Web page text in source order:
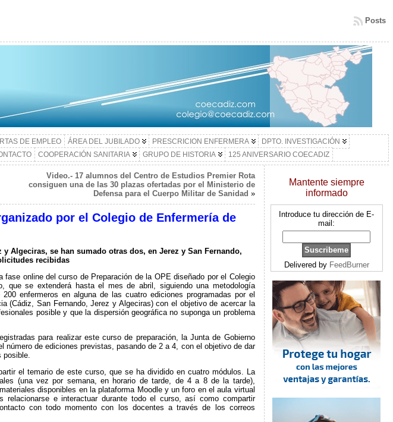
Posts
DE EMPLEO ÁREA DEL JUBILADO PRESCRICION ENFERMERA
DPTO. INVESTIGACIÓN
COOPERACIÓN SANITARIA GRUPO DE HISTORIA 125 ANIVERSARIO COECADIZ
Video.- 17 alumnos del Centro de Estudios Premier Rota
consiguen una de las 30 plazas ofertadas por el Ministerio de
Defensa para el Cuerpo Militar de Sanidad »
por el Colegio de Enfermería de
Algeciras, se han sumado otras dos, en Jerez y San Fernando,
recibidas
fase online del curso de Preparación de la OPE diseñado por el Colegio
que se extenderá hasta el mes de abril, siguiendo una metodología
enfermeros en alguna de las cuatro ediciones programadas por el
(Cádiz, San Fernando, Jerez y Algeciras) con el objetivo de acercar la
posible y que la dispersión geográfica no suponga un problema
para realizar este curso de preparación, la Junta de Gobierno
número de ediciones previstas, pasando de 2 a 4, con el objetivo de dar
posible.
el temario de este curso, que se ha dividido en cuatro módulos. La
(una vez por semana, en horario de tarde, de 4 a 8 de la tarde),
disponibles en la plataforma Moodle y un foro en el aula virtual
relacionarse e interactuar durante todo el curso, así como compartir
con todo momento con los docentes a través de los correos
Mantente siempre
informado
Introduce tu dirección de E-
mail:
Delivered by FeedBurner